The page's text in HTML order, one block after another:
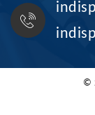
©